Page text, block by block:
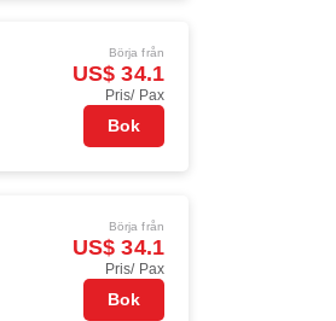
Börja från
US$ 34.1
Pris/ Pax
Bok
Börja från
US$ 34.1
Pris/ Pax
Bok